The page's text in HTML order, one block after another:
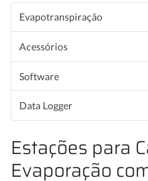
Evapotranspiração
Acessórios
Software
Data Logger
Estações para
Evaporação